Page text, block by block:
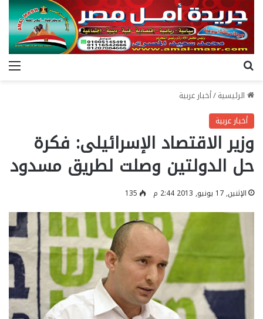
الرئيسية/أخبار عربية
أخبار عربية
وزير الاقتصاد الإسرائيلى: فكرة
حل الدولتين وصلت لطريق مسدود
الإثنين, 17 يونيو, 2013 2:44 م 135